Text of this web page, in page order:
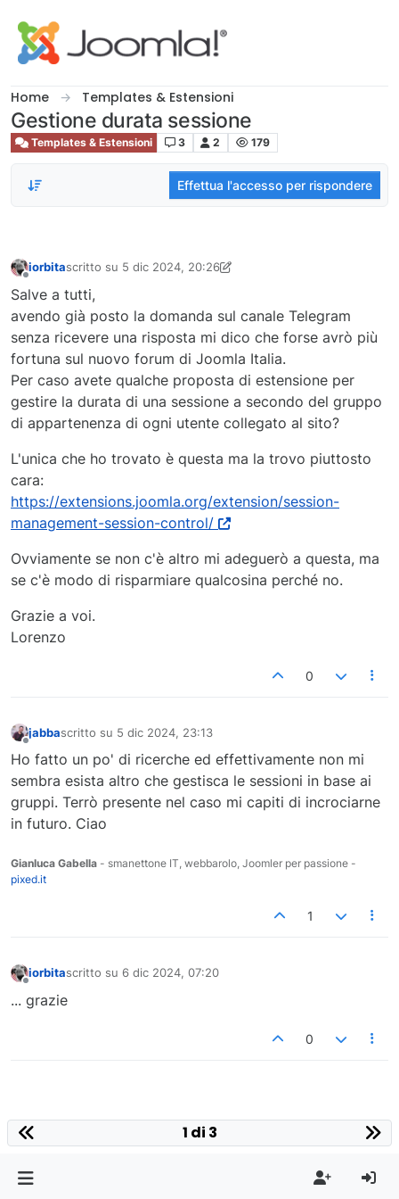
Home Templates & Estensioni
Gestione durata sessione
Templates & Estensioni 3 2 179
Effettua l'accesso per rispondere
iorbitascritto su 5 dic 2024, 20:26
ultima modifica di iorbita12 mag 2024, 21:36
Salve a tutti,
avendo già posto la domanda sul canale Telegram
senza ricevere una risposta mi dico che forse avrò più
fortuna sul nuovo forum di Joomla Italia.
Per caso avete qualche proposta di estensione per
gestire la durata di una sessione a secondo del gruppo
di appartenenza di ogni utente collegato al sito?
L'unica che ho trovato è questa ma la trovo piuttosto
cara:
https://extensions.joomla.org/extension/session-
management-session-control/
Ovviamente se non c'è altro mi adeguerò a questa, ma
se c'è modo di risparmiare qualcosina perché no.
Grazie a voi.
Lorenzo
0
jabbascritto su 5 dic 2024, 23:13
ultima modifica di
Ho fatto un po' di ricerche ed effettivamente non mi
sembra esista altro che gestisca le sessioni in base ai
gruppi. Terrò presente nel caso mi capiti di incrociarne
in futuro. Ciao
Gianluca Gabella - smanettone IT, webbarolo, Joomler per passione -
pixed.it
1
iorbitascritto su 6 dic 2024, 07:20
ultima modifica di
... grazie
0
1 di 3